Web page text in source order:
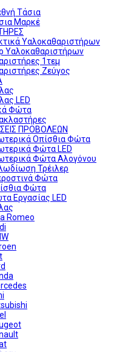
Τάσια
Μαρκέ
Υαλοκαθαριστήρων
Υαλοκαθαριστήρων
1τεμ
Ζεύγος
LED
Φώτα
ΠΡΟΒΟΛΕΩΝ
Οπίσθια Φώτα
Φώτα LED
Φώτα Αλογόνου
Τρέιλερ
Φώτα
Φώτα
Εργασίας LED
Romeo